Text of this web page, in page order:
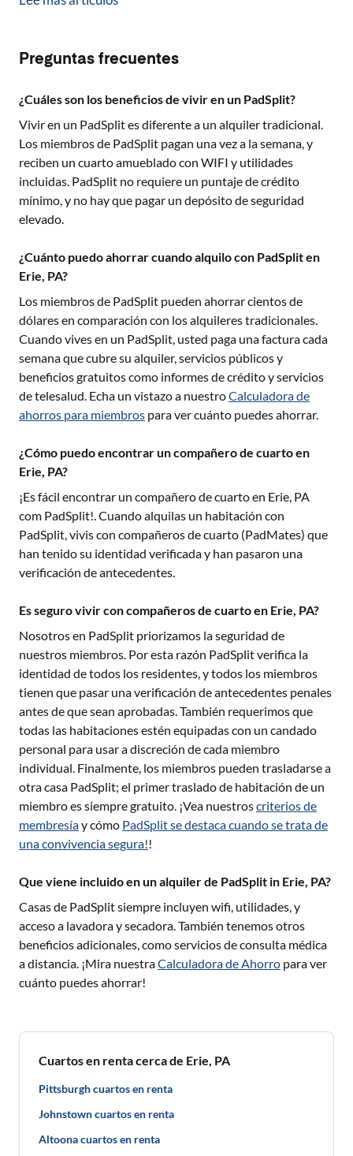
Preguntas frecuentes
¿Cuáles son los beneficios de vivir en un PadSplit?
Vivir en un PadSplit es diferente a un alquiler tradicional.
Los miembros de PadSplit pagan una vez a la semana, y
reciben un cuarto amueblado con WIFI y utilidades
incluidas. PadSplit no requiere un puntaje de crédito
mínimo, y no hay que pagar un depósito de seguridad
elevado.
¿Cuánto puedo ahorrar cuando alquilo con PadSplit en
Erie, PA?
Los miembros de PadSplit pueden ahorrar cientos de
dólares en comparación con los alquileres tradicionales.
Cuando vives en un PadSplit, usted paga una factura cada
semana que cubre su alquiler, servicios públicos y
beneficios gratuitos como informes de crédito y servicios
de telesalud. Echa un vistazo a nuestroCalculadora de
ahorros para miembros para ver cuánto puedes ahorrar.
¿Cómo puedo encontrar un compañero de cuarto en
Erie, PA?
¡Es fácil encontrar un compañero de cuarto en Erie, PA
com PadSplit!. Cuando alquilas un habitación con
PadSplit, vivis con compañeros de cuarto (PadMates) que
han tenido su identidad verificada y han pasaron una
verificación de antecedentes.
Es seguro vivir con compañeros de cuarto en Erie, PA?
Nosotros en PadSplit priorizamos la seguridad de
nuestros miembros. Por esta razón PadSplit verifica la
identidad de todos los residentes, y todos los miembros
tienen que pasar una verificación de antecedentes penales
antes de que sean aprobadas. También requerimos que
todas las habitaciones estén equipadas con un candado
personal para usar a discreción de cada miembro
individual. Finalmente, los miembros pueden trasladarse a
otra casa PadSplit; el primer traslado de habitación de un
miembro es siempre gratuito. ¡Vea nuestroscriterios de
membresíay cómo PadSplit se destaca cuando se trata de
una convivencia segura!!
Que viene incluido en un alquiler de PadSplit in Erie, PA?
Casas de PadSplit siempre incluyen wifi, utilidades, y
acceso a lavadora y secadora. También tenemos otros
beneficios adicionales, como servicios de consulta médica
a distancia. ¡Mira nuestraCalculadora de Ahorro para ver
cuánto puedes ahorrar!
Cuartos en renta cerca de Erie, PA
Pittsburgh cuartos en renta
Johnstown cuartos en renta
Altoona cuartos en renta